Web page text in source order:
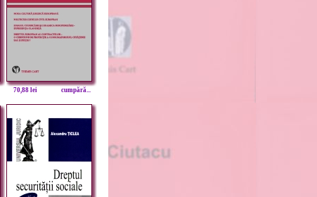
70,88 lei cumpără...